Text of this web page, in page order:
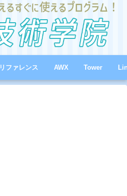
リファレンス AWX Tower